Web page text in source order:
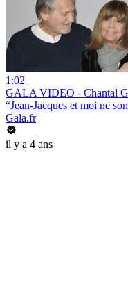
1:02
GALA VIDEO - Chantal
“Jean-Jacques et moi ne
Gala.fr
il y a 4 ans